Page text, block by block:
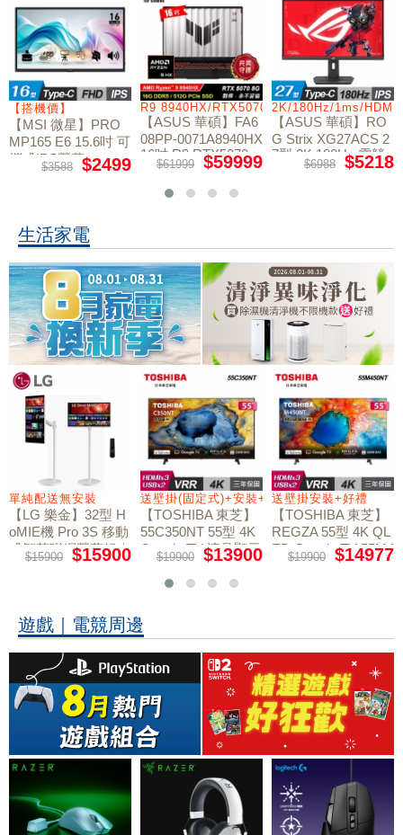
W11
【搭機價】
【MSI 微星】PRO
MP165 E6 15.6吋 可
攜式IPS螢幕
$3588 $2499
R9 8940HX/RTX5070/512GB/16G
【ASUS 華碩】FA6
08PP-0071A8940HX
16吋 R9 RTX5070
電競筆電
$61999 $59999
2K/180Hz/1ms/
【ASUS 華碩】RO
G Strix XG27ACS 2
7型 2K 180Hz 電競
$6988 $5218
生活家電
禮
單純配送無安裝
【LG 樂金】32型 H
oMIE機 Pro 3S 移動
式智慧聯網螢幕組｜
單純配送
$15900 $15900
送壁掛(固定式)+安裝+好禮贈
【TOSHIBA 東芝】
55C350NT 55型 4K
Google TV 液晶顯示
器｜含壁掛(固定式)
+安裝
$19900 $13900
送壁掛安裝+好禮
【TOSHIBA 東芝】
REGZA 55型 4K QL
ED Google TV 55M4
50NT液晶顯示器｜
$19900 $14977
遊戲｜電競周邊